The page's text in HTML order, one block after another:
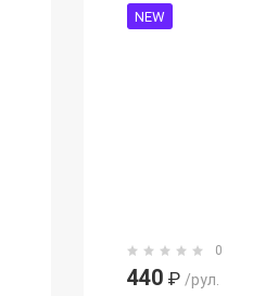
NEW
0
440 ₽ /рул.